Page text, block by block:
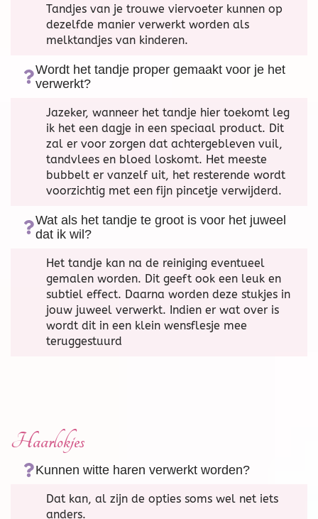
Tandjes van je trouwe viervoeter kunnen op
dezelfde manier verwerkt worden als
melktandjes van kinderen.
Wordt het tandje proper gemaakt voor je het
verwerkt?
Jazeker, wanneer het tandje hier toekomt leg
ik het een dagje in een speciaal product. Dit
zal er voor zorgen dat achtergebleven vuil,
tandvlees en bloed loskomt. Het meeste
bubbelt er vanzelf uit, het resterende wordt
voorzichtig met een fijn pincetje verwijderd.
Wat als het tandje te groot is voor het juweel
dat ik wil?
Het tandje kan na de reiniging eventueel
gemalen worden. Dit geeft ook een leuk en
subtiel effect. Daarna worden deze stukjes in
jouw juweel verwerkt. Indien er wat over is
wordt dit in een klein wensflesje mee
teruggestuurd
Haarlokjes
Kunnen witte haren verwerkt worden?
Dat kan, al zijn de opties soms wel net iets
anders.